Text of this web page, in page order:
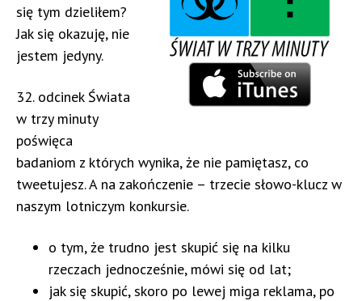
się tym dzieliłem?
Jak się okazuję, nie
jestem jedyny.
32. odcinek Świata
w trzy minuty
poświęca
badaniom z których wynika, że nie pamiętasz, co
tweetujesz. A na zakończenie – trzecie słowo-klucz w
naszym lotniczym konkursie.
o tym, że trudno jest skupić się na kilku
rzeczach jednocześnie, mówi się od lat;
jak się skupić, skoro po lewej miga reklama, po